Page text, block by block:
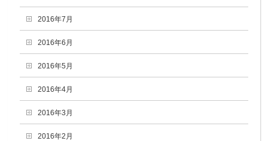
2016年7月
2016年6月
2016年5月
2016年4月
2016年3月
2016年2月